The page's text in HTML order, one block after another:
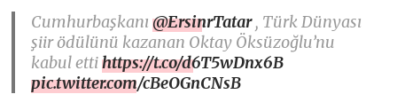
Cumhurbaşkanı@ErsinrTatar, Türk Dünyası
şiir ödülünü kazanan Oktay Öksüzoğlu’nu
kabul ettihttps://t.co/d6T5wDnx6B
pic.twitter.com/cBeOGnCNsB